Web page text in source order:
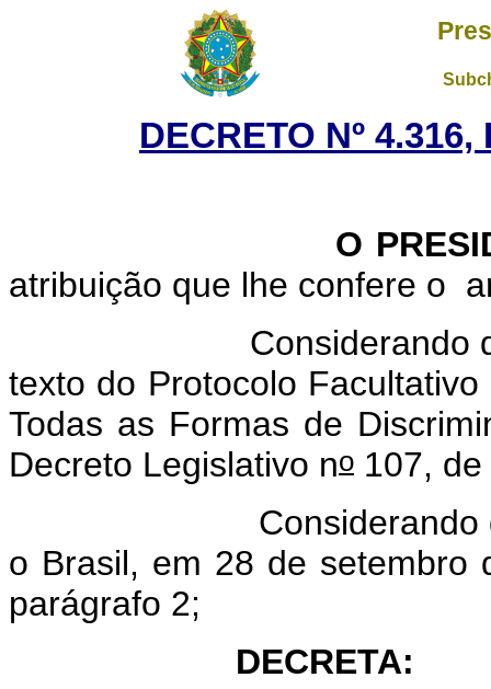
DECRETO Nº
O
atribuição que lhe confere o
Considerando
texto do Protocolo
Todas as Formas de
Decreto Legislativo no 107,
o Brasil, em 28 de setembro
parágrafo 2;
DECRETA: